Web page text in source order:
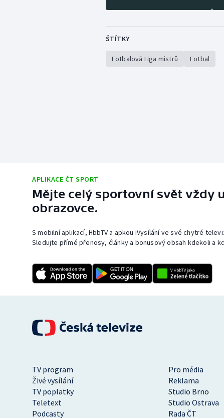
ŠTÍTKY
Fotbalová Liga mistrů Fotbal
APLIKACE ČT SPORT
Mějte celý sportovní svět vždy
obrazovce.
S mobilní aplikací, HbbTV a apkou iVysílání ve své chytré
Sledujte přímé přenosy, články a bonusový obsah kdekoli a
TV program
Pro média
Živé vysílání
Reklama
TV poplatky
Studio Brno
Teletext
Studio Ostrava
Podcasty
Rada ČT